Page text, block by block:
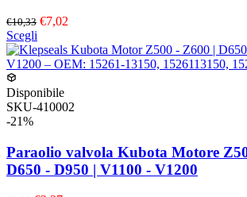
del
prodotto
€10,33 €7,02
Scegli
prodotto
ha
varianti.
Le
essere
scelte
nella
Disponibile
SKU-410002
-21%
Paraolio valvola Kubota Motore
D650 - D950 | V1100 - V1200